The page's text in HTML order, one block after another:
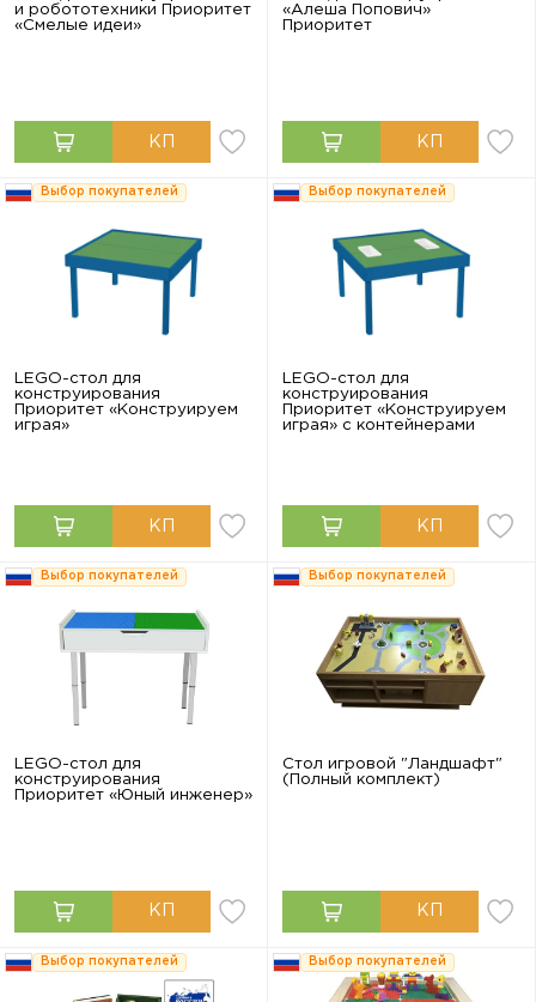
и робототехники Приоритет
«Смелые идеи»
«Алеша Попович»
Приоритет
Выбор покупателей
LEGO-стол для
конструирования
Приоритет «Конструируем
играя»
Выбор покупателей
LEGO-стол для
конструирования
Приоритет «Конструируем
играя» с контейнерами
Выбор покупателей
LEGO-стол для
конструирования
Приоритет «Юный инженер»
Выбор покупателей
Стол игровой "Ландшафт"
(Полный комплект)
Выбор покупателей Выбор покупателей